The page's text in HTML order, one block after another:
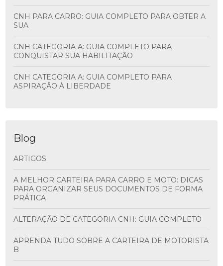
CNH PARA CARRO: GUIA COMPLETO PARA OBTER A
SUA
CNH CATEGORIA A: GUIA COMPLETO PARA
CONQUISTAR SUA HABILITAÇÃO
CNH CATEGORIA A: GUIA COMPLETO PARA
ASPIRAÇÃO À LIBERDADE
Blog
ARTIGOS
A MELHOR CARTEIRA PARA CARRO E MOTO: DICAS
PARA ORGANIZAR SEUS DOCUMENTOS DE FORMA
PRÁTICA
ALTERAÇÃO DE CATEGORIA CNH: GUIA COMPLETO
APRENDA TUDO SOBRE A CARTEIRA DE MOTORISTA
B